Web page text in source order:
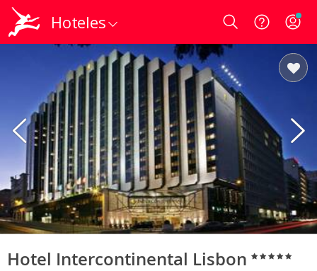
Hoteles Login
Hotel Intercontinental Lisbon